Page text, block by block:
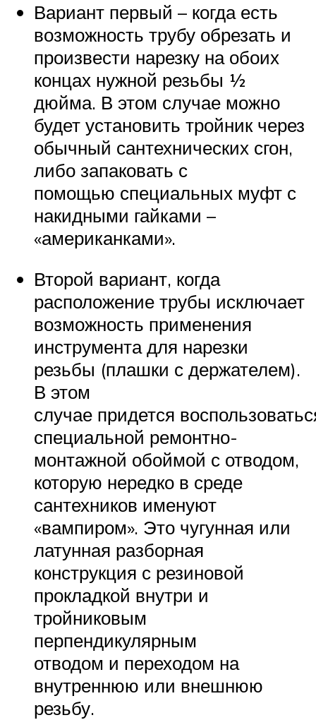
Вариант первый – когда есть
возможность трубу обрезать и
произвести нарезку на обоих
концах нужной резьбы ½
дюйма. В этом случае можно
будет установить тройник через
обычный сантехнических сгон,
либо запаковать с
помощью специальных муфт с
накидными гайками –
«американками».
Второй вариант, когда
расположение трубы исключает
возможность применения
инструмента для нарезки
резьбы (плашки с держателем).
В этом
случае придется
специальной ремонтно-
монтажной обоймой с отводом,
которую нередко в среде
сантехников именуют
«вампиром». Это чугунная или
латунная разборная
конструкция с резиновой
прокладкой внутри и
тройниковым
перпендикулярным
отводом и переходом на
внутреннюю или внешнюю
резьбу.